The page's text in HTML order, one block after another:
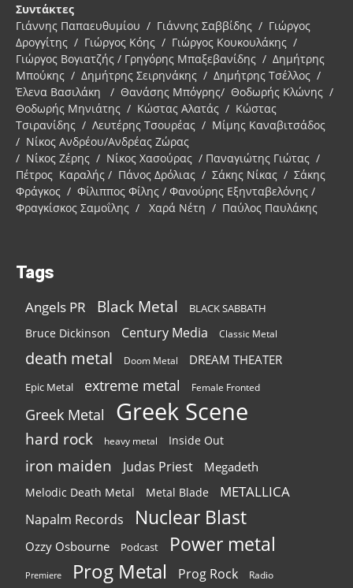
Συντάκτες
Γιάννης Παπαευθυμίου / Γιάννης Σαββίδης / Γιώργος
Δρογγίτης / Γιώργος Κόης / Γιώργος Κουκουλάκης /
Γιώργος Βογιατζής / Γρηγόρης Μπαξεβανίδης / Δημήτρης
Μπούκης / Δημήτρης Σειρηνάκης / Δημήτρης Τσέλλος /
Έλενα Βασιλάκη / Θανάσης Μπόγρης/ Θοδωρής Κλώνης /
Θοδωρής Μηνιάτης / Κώστας Αλατάς / Κώστας
Τσιρανίδης / Λευτέρης Τσουρέας / Μίμης Καναβιτσάδος
/ Νίκος Ανδρέου/Ανδρέας Ζώρας
/ Νίκος Ζέρης / Νίκος Χασούρας / Παναγιώτης Γιώτας /
Πέτρος Καραλής / Πάνος Δρόλιας / Σάκης Νίκας / Σάκης
Φράγκος / Φίλιππος Φίλης / Φανούρης Εξηνταβελόνης /
Φραγκίσκος Σαμοΐλης / Χαρά Νέτη / Παύλος Παυλάκης
Tags
Angels PR Black Metal BLACK SABBATH
Bruce Dickinson Century Media Classic Metal
death metal Doom Metal DREAM THEATER
Epic Metal extreme metal Female Fronted
Greek Metal Greek Scene
hard rock heavy metal Inside Out
iron maiden Judas Priest Megadeth
Melodic Death Metal Metal Blade METALLICA
Napalm Records Nuclear Blast
Ozzy Osbourne Podcast Power metal
Premiere Prog Metal Prog Rock Radio